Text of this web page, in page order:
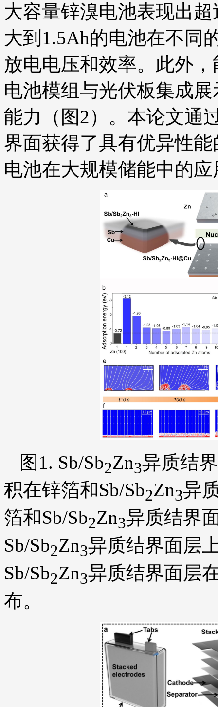
大容量锌溴电池表现出
大到1.5Ah的电池在不同
放电电压和效率。此外，
电池模组与光伏板集成
能力（图2）。本论文通
界面获得了具有优异性
电池在大规模储能中的
图1. Sb/Sb2Zn3异质结
积在锌箔和Sb/Sb2Zn3异
箔和Sb/Sb2Zn3异质结界
Sb/Sb2Zn3异质结界面层
Sb/Sb2Zn3异质结界面层
布。